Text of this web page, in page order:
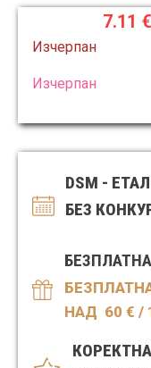
7.11 €
Изчерпан
Изчерпан
DSM -
БЕЗ
НАД 60 € /